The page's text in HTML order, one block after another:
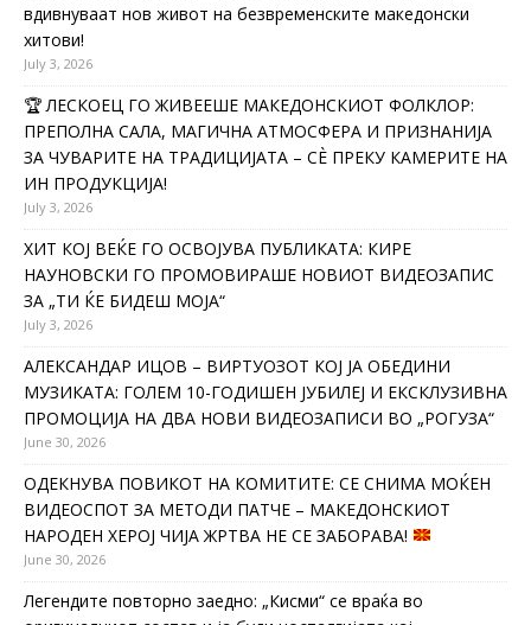
вдивнуваат нов живот на безвременските македонски
хитови!
July 3, 2026
🏆 ЛЕСКОЕЦ ГО ЖИВЕЕШЕ МАКЕДОНСКИОТ ФОЛКЛОР:
ПРЕПОЛНА САЛА, МАГИЧНА АТМОСФЕРА И ПРИЗНАНИЈА
ЗА ЧУВАРИТЕ НА ТРАДИЦИЈАТА – СÈ ПРЕКУ КАМЕРИТЕ НА
ИН ПРОДУКЦИЈА!
July 3, 2026
ХИТ КОЈ ВЕЌЕ ГО ОСВОЈУВА ПУБЛИКАТА: КИРЕ
НАУНОВСКИ ГО ПРОМОВИРАШЕ НОВИОТ ВИДЕОЗАПИС
ЗА „ТИ ЌЕ БИДЕШ МОЈА“
July 3, 2026
АЛЕКСАНДАР ИЦОВ – ВИРТУОЗОТ КОЈ ЈА ОБЕДИНИ
МУЗИКАТА: ГОЛЕМ 10-ГОДИШЕН ЈУБИЛЕЈ И ЕКСКЛУЗИВНА
ПРОМОЦИЈА НА ДВА НОВИ ВИДЕОЗАПИСИ ВО „РОГУЗА“
June 30, 2026
ОДЕКНУВА ПОВИКОТ НА КОМИТИТЕ: СЕ СНИМА МОЌЕН
ВИДЕОСПОТ ЗА МЕТОДИ ПАТЧЕ – МАКЕДОНСКИОТ
НАРОДЕН ХЕРОЈ ЧИЈА ЖРТВА НЕ СЕ ЗАБОРАВА!
June 30, 2026
Легендите повторно заедно: „Кисми“ се враќа во